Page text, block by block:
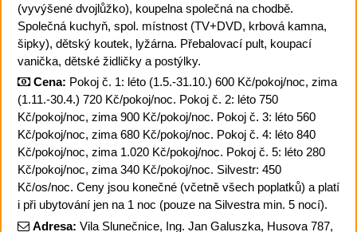
(vyvýšené dvojlůžko), koupelna společná na chodbě.
Společná kuchyň, spol. místnost (TV+DVD, krbová kamna,
šipky), dětský koutek, lyžárna. Přebalovací pult, koupací
vanička, dětské židličky a postýlky.
Cena: Pokoj č. 1: léto (1.5.-31.10.) 600 Kč/pokoj/noc, zima
(1.11.-30.4.) 720 Kč/pokoj/noc. Pokoj č. 2: léto 750
Kč/pokoj/noc, zima 900 Kč/pokoj/noc. Pokoj č. 3: léto 560
Kč/pokoj/noc, zima 680 Kč/pokoj/noc. Pokoj č. 4: léto 840
Kč/pokoj/noc, zima 1.020 Kč/pokoj/noc. Pokoj č. 5: léto 280
Kč/pokoj/noc, zima 340 Kč/pokoj/noc. Silvestr: 450
Kč/os/noc. Ceny jsou konečné (včetně všech poplatků) a platí
i při ubytování jen na 1 noc (pouze na Silvestra min. 5 nocí).
Adresa: Vila Slunečnice, Ing. Jan Galuszka, Husova 787,